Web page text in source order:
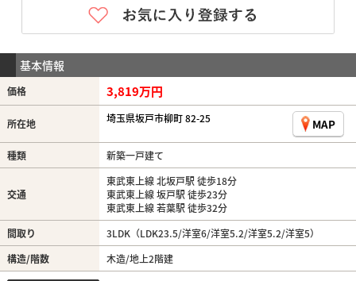
基本情報
価格 3,819万円
所在地 埼玉県坂戸市柳町 82-25 MAP
種類 新築一戸建て
交通
東武東上線 北坂戸駅 徒歩18分
東武東上線 坂戸駅 徒歩23分
東武東上線 若葉駅 徒歩32分
間取り
3LDK（LDK23.5/洋室6/洋室5.2/洋室5.2/洋室5）
構造/階数
木造/地上2階建